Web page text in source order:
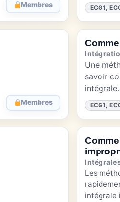
Membres ECG1,
Membres
Une
savoir
intégrale.
ECG1,
Les
intégrale